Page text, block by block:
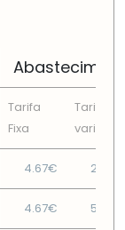
Tarifa
Fixa
Tarifa
variável
4.67€ 2.05€
4.67€ 5.56€